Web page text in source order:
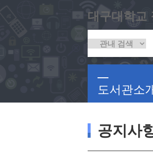
대구대학교
도서관소
공지사